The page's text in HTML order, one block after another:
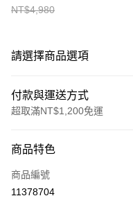
NT$4,980
請選擇商品選項
付款與運送方式
超取滿NT$1,200免運
信用卡一次付款
超商取貨付款
商品特色
商品編號
11378704